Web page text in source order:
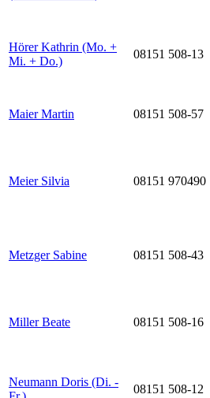
Hörer Kathrin (Mo. +
Mi. + Do.)
08151 508-13
Maier Martin 08151 508-57
Meier Silvia 08151 970490
Metzger Sabine 08151 508-43
Miller Beate 08151 508-16
Neumann Doris (Di. -
08151 508-12